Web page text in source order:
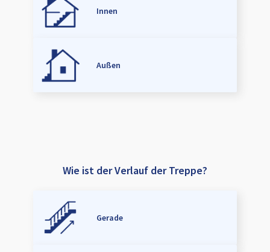
Innen
Außen
Wie ist der Verlauf der Treppe?
Gerade